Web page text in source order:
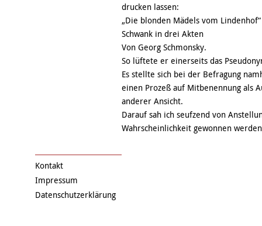
drucken lassen:
„Die blonden Mädels vom Lindenhof“
Schwank in drei Akten
Von Georg Schmonsky.
So lüftete er einerseits das
Es stellte sich bei der Befragung
einen Prozeß auf Mitbenennung als
anderer Ansicht.
Darauf sah ich seufzend von
Wahrscheinlichkeit gewonnen
Kontakt
Impressum
Datenschutzerklärung